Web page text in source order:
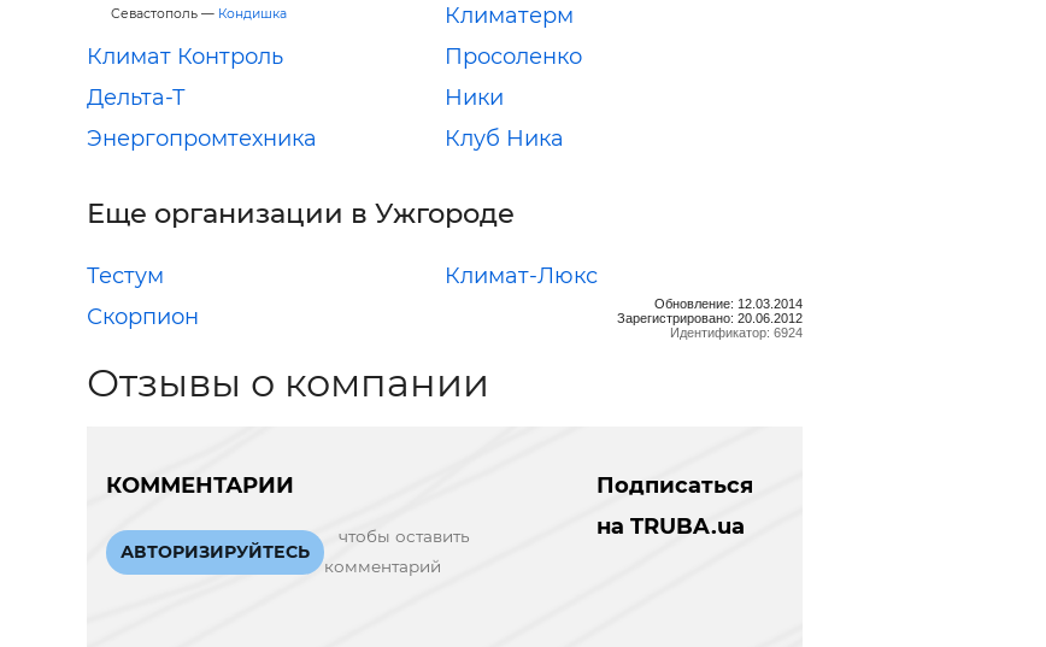
Севастополь — Кондишка
Климатерм
Климат Контроль
Просоленко
Дельта-Т
Ники
Энергопромтехника
Клуб Ника
Еще организации в Ужгороде
Тестум
Климат-Люкс
Скорпион
Обновление: 12.03.2014
Зарегистрировано: 20.06.2012
Идентификатор: 6924
Отзывы о компании
КОММЕНТАРИИ
АВТОРИЗИРУЙТЕСЬ
чтобы оставить
комментарий
Подписаться
на TRUBA.ua